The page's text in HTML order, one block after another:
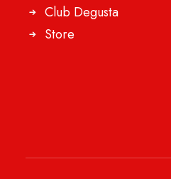
Club Degusta
Store